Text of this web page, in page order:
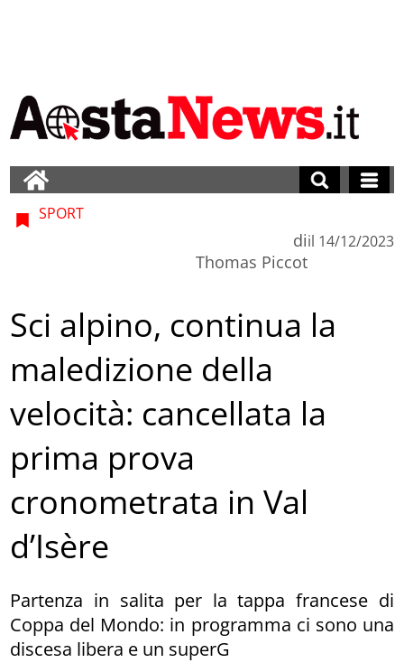
SPORT
di
Thomas Piccot
il 14/12/2023
Sci alpino, continua la
maledizione della
velocità: cancellata la
prima prova
cronometrata in Val
d’Isère
Partenza in salita per la tappa francese di
Coppa del Mondo: in programma ci sono una
discesa libera e un superG